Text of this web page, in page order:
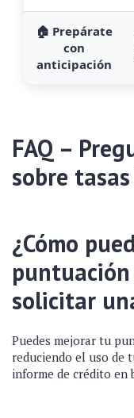
🏠 Prepárate
con
anticipación
FAQ –
sobre
¿Cómo
solicitar
Puedes mejorar tu
reduciendo el uso de
informe de crédito en